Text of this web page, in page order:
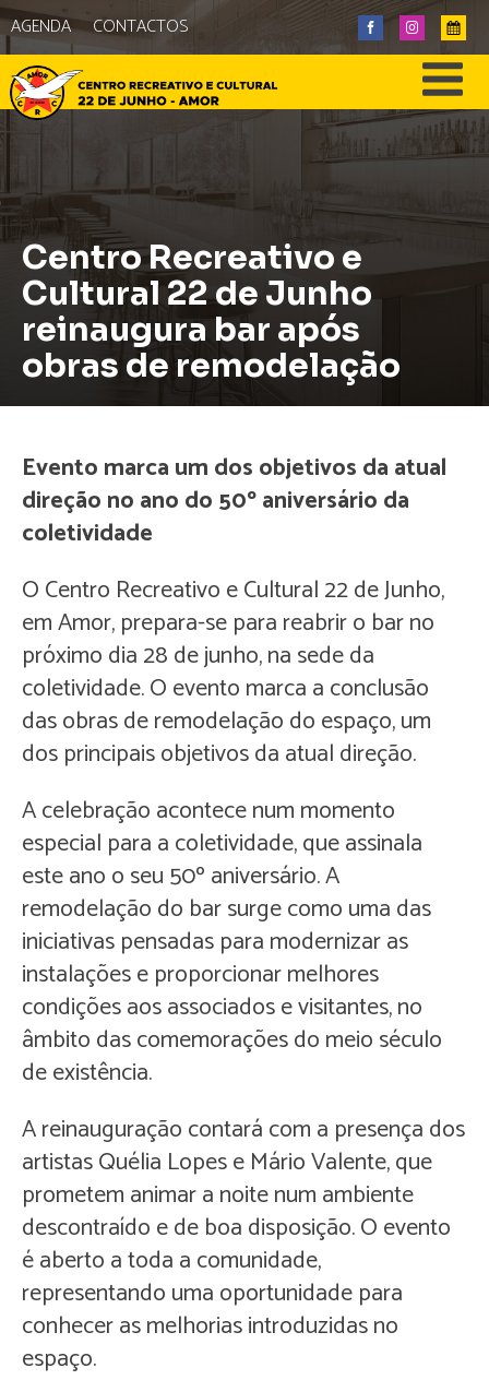
AGENDA CONTACTOS
Centro Recreativo e
Cultural 22 de Junho
reinaugura bar após
obras de remodelação
Evento marca um dos objetivos da atual
direção no ano do 50º aniversário da
coletividade
O Centro Recreativo e Cultural 22 de Junho,
em Amor, prepara-se para reabrir o bar no
próximo dia 28 de junho, na sede da
coletividade. O evento marca a conclusão
das obras de remodelação do espaço, um
dos principais objetivos da atual direção.
A celebração acontece num momento
especial para a coletividade, que assinala
este ano o seu 50º aniversário. A
remodelação do bar surge como uma das
iniciativas pensadas para modernizar as
instalações e proporcionar melhores
condições aos associados e visitantes, no
âmbito das comemorações do meio século
de existência.
A reinauguração contará com a presença dos
artistas Quélia Lopes e Mário Valente, que
prometem animar a noite num ambiente
descontraído e de boa disposição. O evento
é aberto a toda a comunidade,
representando uma oportunidade para
conhecer as melhorias introduzidas no
espaço.